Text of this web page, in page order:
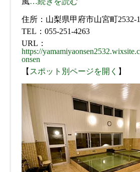
住所：山梨県甲府市山宮町2532-
TEL：055-251-4263
URL：
https://
onsen
【 スポット別ページを開く 】